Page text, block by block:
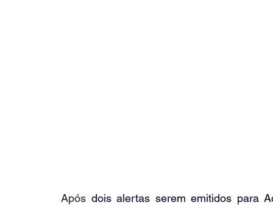
Após dois alertas serem emitidos para